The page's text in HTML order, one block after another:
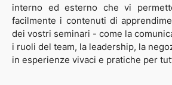
interno ed esterno che vi
facilmente i contenuti di
dei vostri seminari - come la
i ruoli del team, la leadership, la
in esperienze vivaci e pratiche per